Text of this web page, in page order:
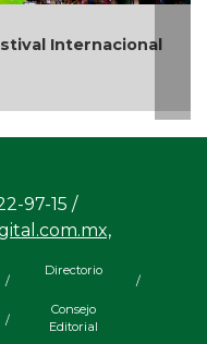
97-15 /
/
Directorio
/
/
Consejo
Editorial